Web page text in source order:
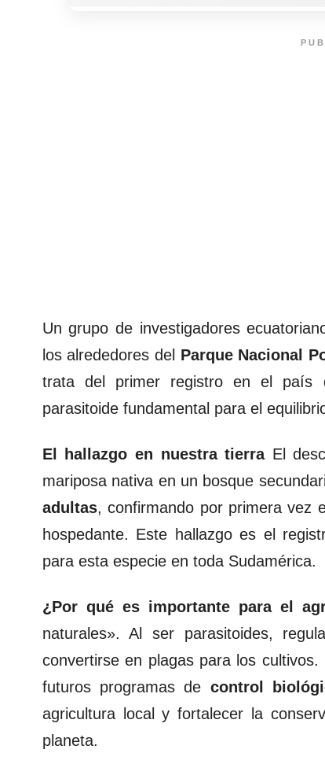
Un grupo de investigadores
los alrededores del Parque Nacional
trata del primer registro en el país
parasitoide fundamental para el
El hallazgo en nuestra tierraEl
mariposa nativa en un bosque
adultas, confirmando por primera vez
hospedante. Este hallazgo es el
para esta especie en toda Sudamérica.
¿Por qué es importante para el
naturales». Al ser parasitoides,
convertirse en plagas para los
futuros programas de control
agricultura local y fortalecer la
planeta.